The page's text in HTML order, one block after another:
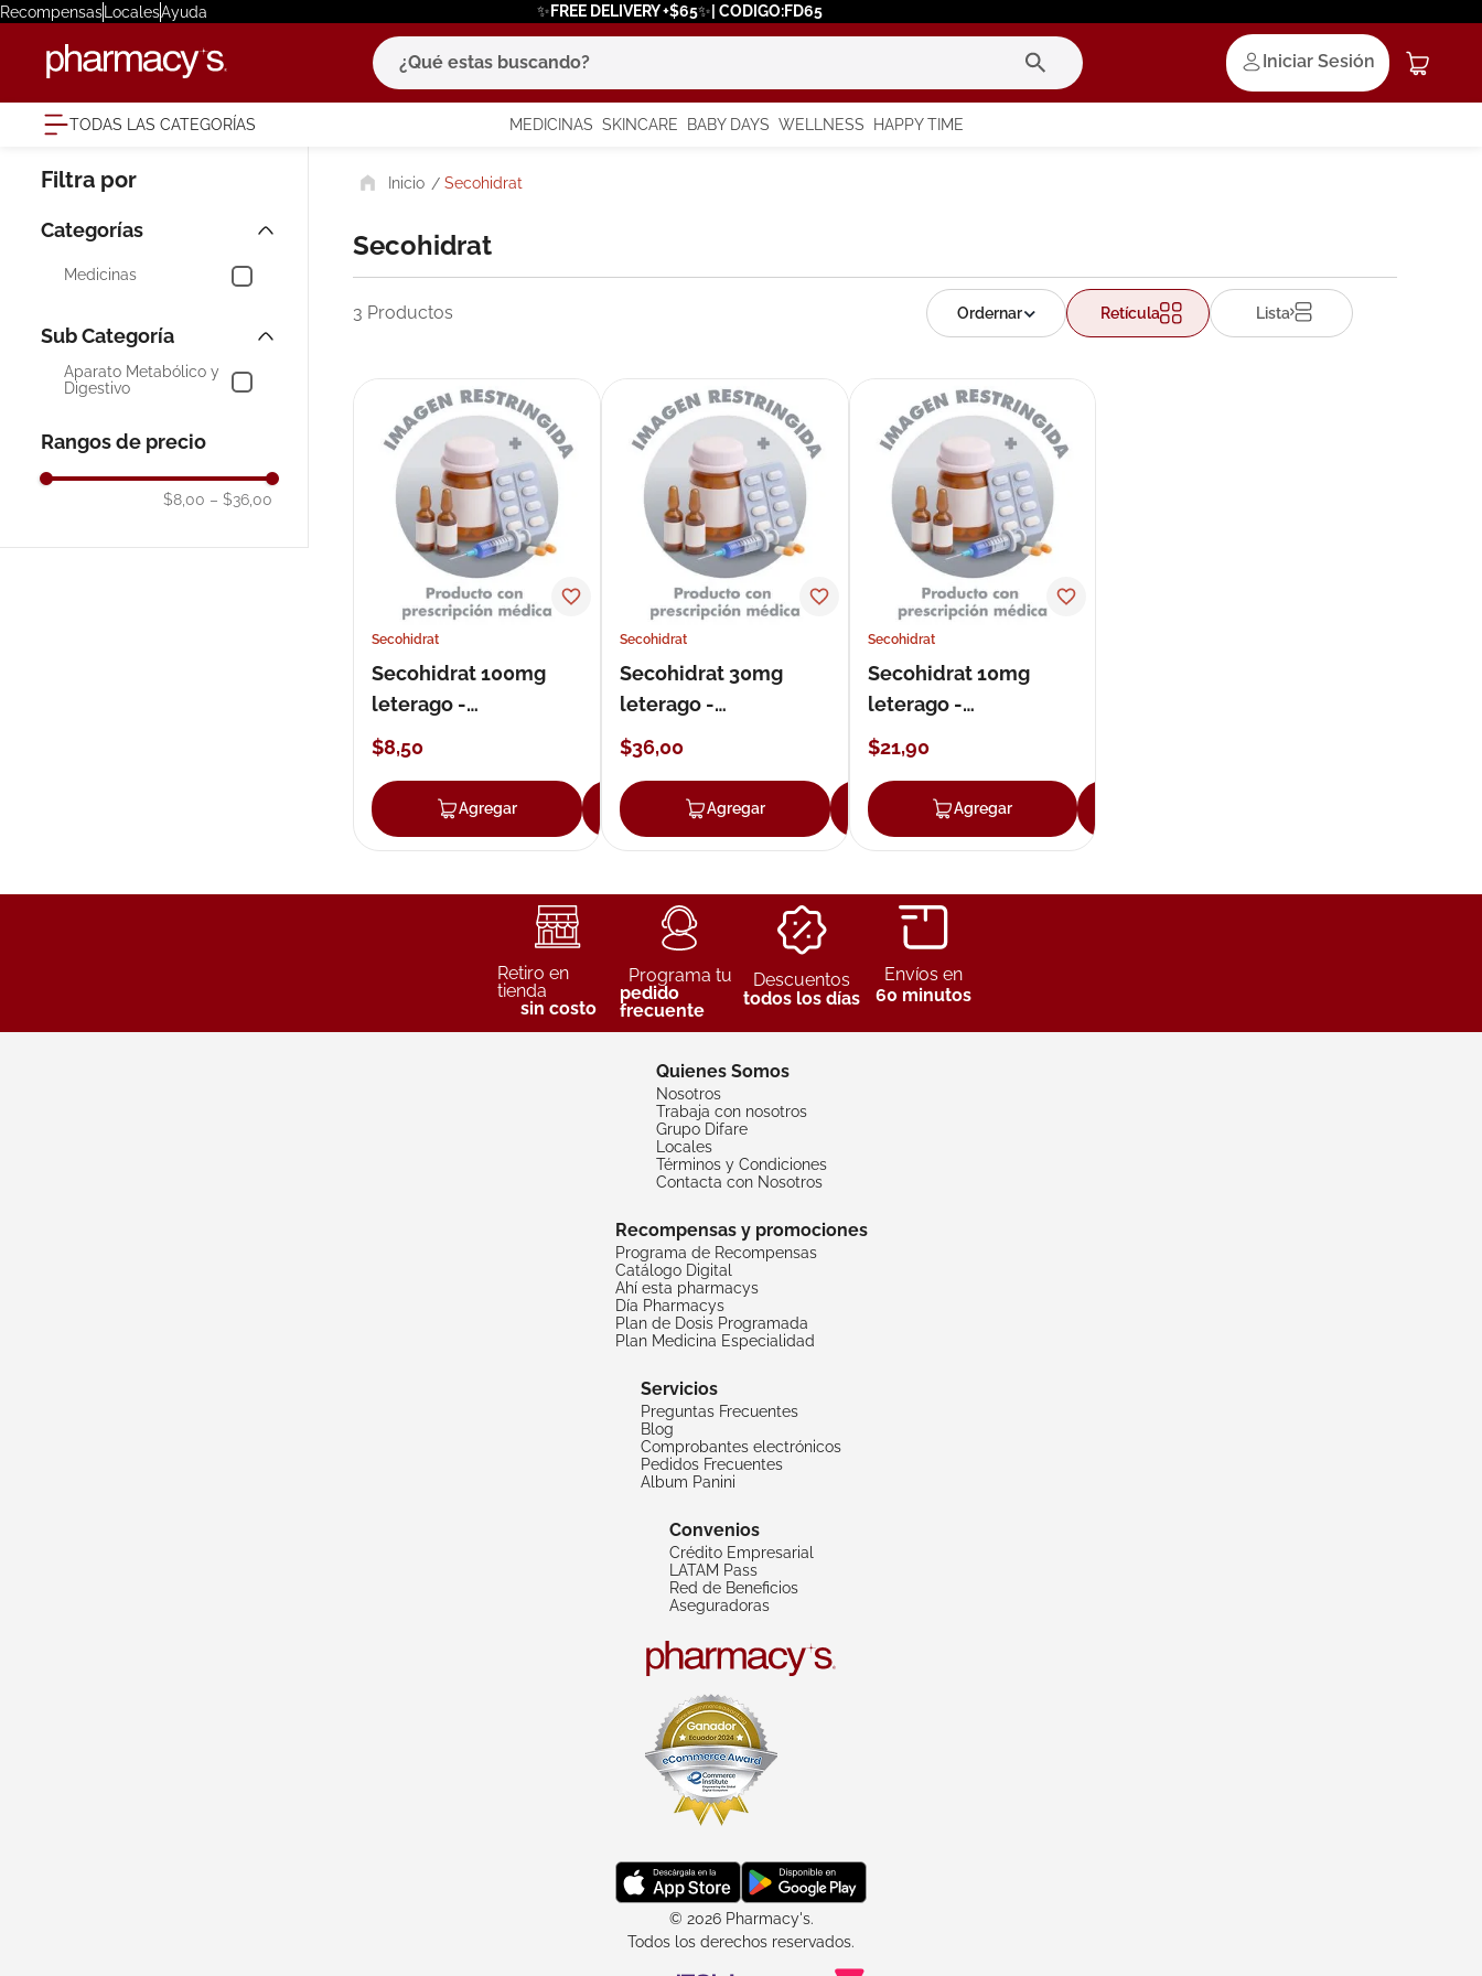
RecompensasLocalesAyuda ✨FREE DELIVERY +$65✨| CODIGO:FD65
¿Qué estas buscando?
Iniciar Sesión
TODAS LAS CATEGORÍAS MEDICINAS SKINCARE BABY DAYS WELLNESS HAPPY TIME
Medicinas
Aparato Metabólico y
Digestivo
Rangos de precio
$8,00 – $36,00
Secohidrat
Secohidrat
3 Productos Retícula Lista
Secohidrat
Secohidrat 100mg
leterago -
pharmabrand
cápsulas
$8,50
Agregar Agregar
Secohidrat
Secohidrat 30mg
leterago -
pharmabrand en
polvo
$36,00
Agregar Agregar
Secohidrat
Secohidrat 10mg
leterago -
pharmabrand sobre
granulado
$21,90
Agregar
Retiro en
tienda
sin costo
Programa tu
pedido
frecuente
Descuentos
todos los días
Envíos en
60 minutos
Quienes Somos
Nosotros
Trabaja con nosotros
Grupo Difare
Locales
Términos y Condiciones
Contacta con Nosotros
Recompensas y promociones
Programa de Recompensas
Catálogo Digital
Ahí esta pharmacys
Día Pharmacys
Plan de Dosis Programada
Plan Medicina Especialidad
Servicios
Preguntas Frecuentes
Blog
Comprobantes electrónicos
Pedidos Frecuentes
Album Panini
Convenios
Crédito Empresarial
LATAM Pass
Red de Beneficios
Aseguradoras
© 2026 Pharmacy's.
Todos los derechos reservados.
términos más buscados
1. eucerin
bioderma
6. degraler
7. isdin
roche posay
9. nivea
pañales